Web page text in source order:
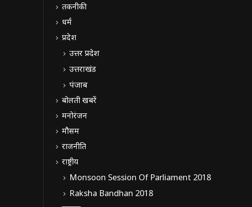
तकनीकी
धर्म
प्रदेश
उत्तर प्रदेश
उत्तराखंड
पंजाब
बोलती खबरें
मनोरंजन
मौसम
राजनीति
राष्ट्रीय
Monsoon Session Of Parliament 2018
Raksha Bandhan 2018